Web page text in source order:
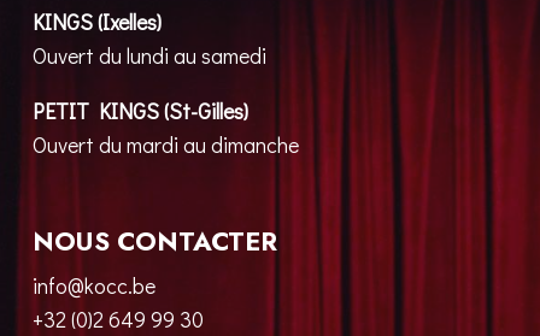
KINGS (Ixelles)
Ouvert du lundi au samedi
PETIT KINGS (St-Gilles)
Ouvert du mardi au dimanche
NOUS CONTACTER
info@kocc.be
+32 (0)2 649 99 30